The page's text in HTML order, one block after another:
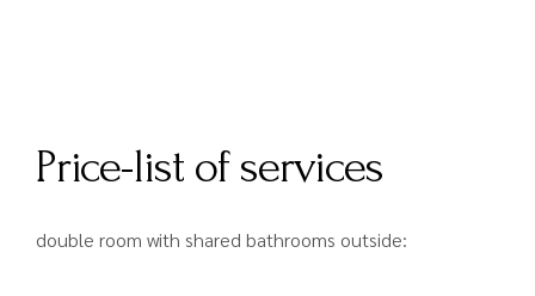
Price-list of services
double room with shared bathrooms outside: